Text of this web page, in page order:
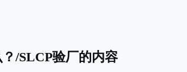
/SLCP验厂的内容